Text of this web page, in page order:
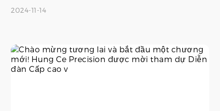
2024-11-14